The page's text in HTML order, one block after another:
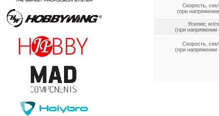
Скорость,
(при
Усилие, кг/
(при напряжении
Скорость,
(при напряжении